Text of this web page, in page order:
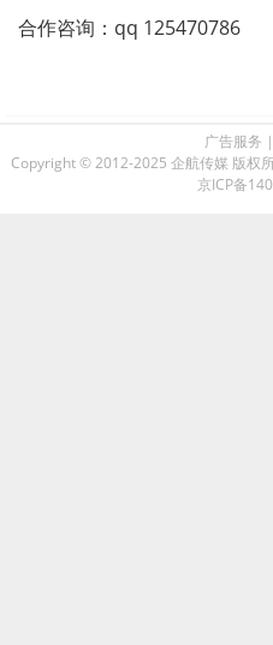
合作咨询：qq 125470786
广告服务 |
Copyright © 2012-2025 企航传媒 版权
京ICP备